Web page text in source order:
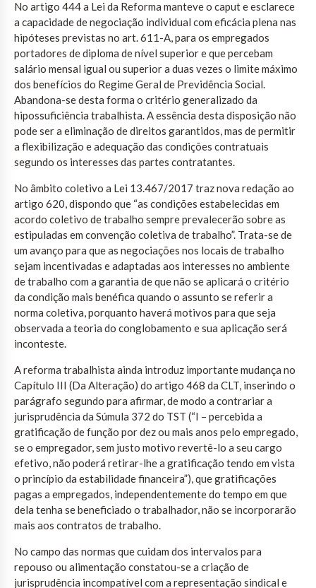
No artigo 444 a Lei da Reforma manteve o caput e esclarece
a capacidade de negociação individual com eficácia plena nas
hipóteses previstas no art. 611-A, para os empregados
portadores de diploma de nível superior e que percebam
salário mensal igual ou superior a duas vezes o limite máximo
dos benefícios do Regime Geral de Previdência Social.
Abandona-se desta forma o critério generalizado da
hipossuficiência trabalhista. A essência desta disposição não
pode ser a eliminação de direitos garantidos, mas de permitir
a flexibilização e adequação das condições contratuais
segundo os interesses das partes contratantes.
No âmbito coletivo a Lei 13.467/2017 traz nova redação ao
artigo 620, dispondo que “as condições estabelecidas em
acordo coletivo de trabalho sempre prevalecerão sobre as
estipuladas em convenção coletiva de trabalho”. Trata-se de
um avanço para que as negociações nos locais de trabalho
sejam incentivadas e adaptadas aos interesses no ambiente
de trabalho com a garantia de que não se aplicará o critério
da condição mais benéfica quando o assunto se referir a
norma coletiva, porquanto haverá motivos para que seja
observada a teoria do conglobamento e sua aplicação será
inconteste.
A reforma trabalhista ainda introduz importante mudança no
Capítulo III (Da Alteração) do artigo 468 da CLT, inserindo o
parágrafo segundo para afirmar, de modo a contrariar a
jurisprudência da Súmula 372 do TST (“I – percebida a
gratificação de função por dez ou mais anos pelo empregado,
se o empregador, sem justo motivo revertê-lo a seu cargo
efetivo, não poderá retirar-lhe a gratificação tendo em vista
o princípio da estabilidade financeira”), que gratificações
pagas a empregados, independentemente do tempo em que
dela tenha se beneficiado o trabalhador, não se incorporarão
mais aos contratos de trabalho.
No campo das normas que cuidam dos intervalos para
repouso ou alimentação constatou-se a criação de
jurisprudência incompatível com a representação sindical e